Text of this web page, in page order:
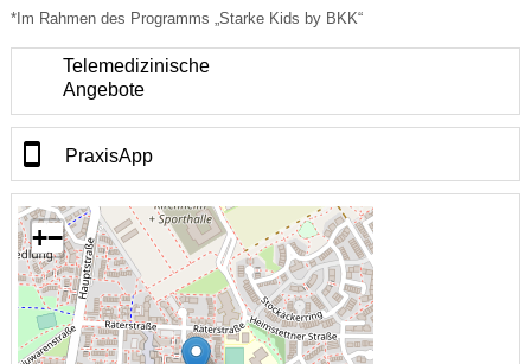
*Im Rahmen des Programms „Starke Kids by BKK“
Telemedizinische
Angebote
PraxisApp
+−